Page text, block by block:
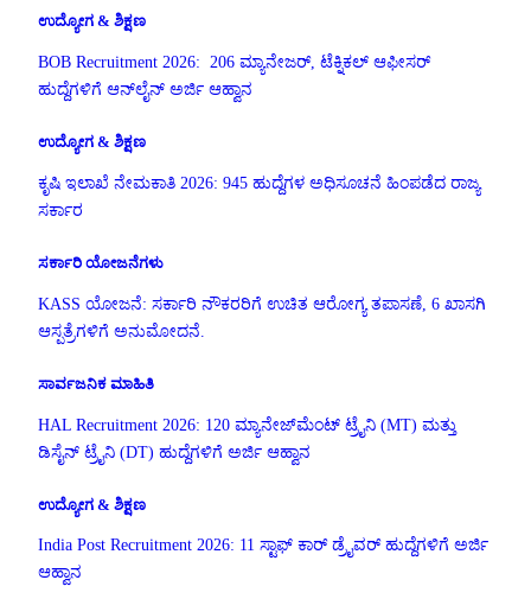
ಉದ್ಯೋಗ & ಶಿಕ್ಷಣ
BOB Recruitment 2026: 206 ಮ್ಯಾನೇಜರ್, ಟೆಕ್ನಿಕಲ್ ಆಫೀಸರ್
ಹುದ್ದೆಗಳಿಗೆ ಆನ್‌ಲೈನ್ ಅರ್ಜಿ ಆಹ್ವಾನ
ಉದ್ಯೋಗ & ಶಿಕ್ಷಣ
ಕೃಷಿ ಇಲಾಖೆ ನೇಮಕಾತಿ 2026: 945 ಹುದ್ದೆಗಳ ಅಧಿಸೂಚನೆ ಹಿಂಪಡೆದ ರಾಜ್ಯ
ಸರ್ಕಾರ
ಸರ್ಕಾರಿ ಯೋಜನೆಗಳು
KASS ಯೋಜನೆ: ಸರ್ಕಾರಿ ನೌಕರರಿಗೆ ಉಚಿತ ಆರೋಗ್ಯ ತಪಾಸಣೆ, 6 ಖಾಸಗಿ
ಆಸ್ಪತ್ರೆಗಳಿಗೆ ಅನುಮೋದನೆ.
ಸಾರ್ವಜನಿಕ ಮಾಹಿತಿ
HAL Recruitment 2026: 120 ಮ್ಯಾನೇಜ್‌ಮೆಂಟ್ ಟ್ರೈನಿ (MT) ಮತ್ತು
ಡಿಸೈನ್ ಟ್ರೈನಿ (DT) ಹುದ್ದೆಗಳಿಗೆ ಅರ್ಜಿ ಆಹ್ವಾನ
ಉದ್ಯೋಗ & ಶಿಕ್ಷಣ
India Post Recruitment 2026: 11 ಸ್ಟಾಫ್ ಕಾರ್ ಡ್ರೈವರ್ ಹುದ್ದೆಗಳಿಗೆ ಅರ್ಜಿ
ಆಹ್ವಾನ